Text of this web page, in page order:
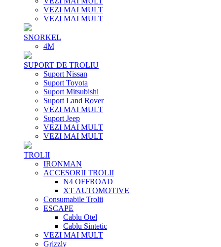
VEZI MAI MULT
VEZI MAI MULT
SNORKEL
4M
SUPORT DE TROLIU
Suport Nissan
Suport Toyota
Suport Mitsubishi
Suport Land Rover
VEZI MAI MULT
Suport Jeep
VEZI MAI MULT
VEZI MAI MULT
TROLII
IRONMAN
ACCESORII TROLII
N4 OFFROAD
XT AUTOMOTIVE
Consumabile Trolii
ESCAPE
Cablu Otel
Cablu Sintetic
VEZI MAI MULT
Grizzly